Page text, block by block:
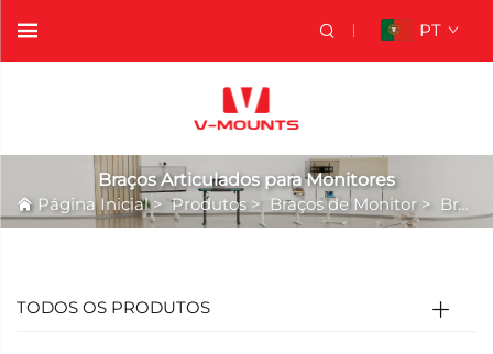
PT
Braços Articulados para Monitores
Página Inicial>Produtos > Braços de Monitor > Braços Articulados para Monitores
TODOS OS PRODUTOS